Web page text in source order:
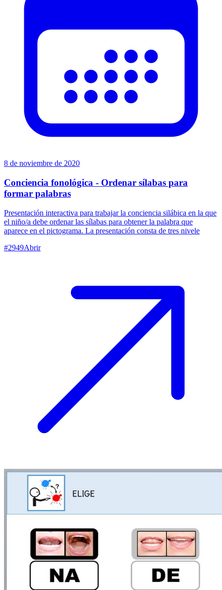
8 de noviembre de 2020
Conciencia fonológica - Ordenar sílabas para
formar palabras
Presentación interactiva para trabajar la conciencia silábica en la que
el niño/a debe ordenar las sílabas para obtener la palabra que
aparece en el pictograma. La presentación consta de tres nivele
#2949Abrir